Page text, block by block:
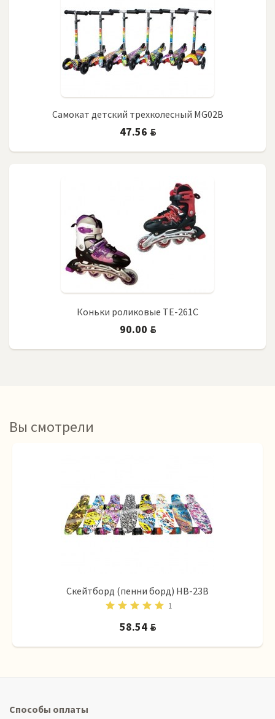
Самокат детский трехколесный MG02B
47.56 BYN
Коньки роликовые TE-261C
90.00 BYN
Вы смотрели
Скейтборд (пенни борд) HB-23B
1
58.54 BYN
Способы оплаты